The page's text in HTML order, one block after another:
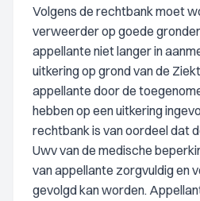
Volgens de rechtbank moet
verweerder op goede
appellante niet langer in
uitkering op grond van de
appellante door de
hebben op een uitkering
rechtbank is van oordeel dat
Uwv van de medische
van appellante zorgvuldig en
gevolgd kan worden.